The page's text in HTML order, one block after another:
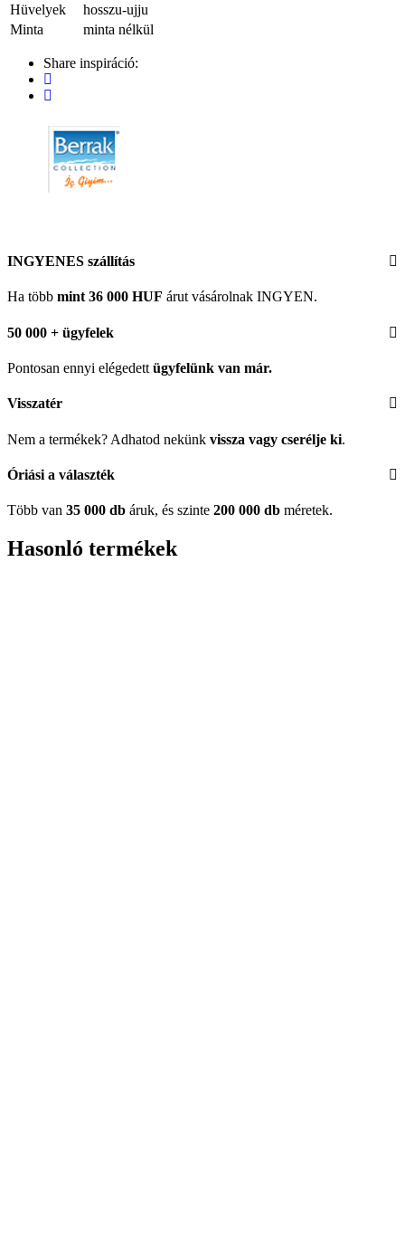
Hüvelyek
hosszu-ujju
Minta
minta nélkül
Share inspiráció:
INGYENES szállítás
Ha több mint 36 000 HUF árut vásárolnak INGYEN.
50 000 + ügyfelek
Pontosan ennyi elégedett ügyfelünk van már.
Visszatér
Nem a termékek? Adhatod nekünk vissza vagy cserélje ki.
Óriási a választék
Több van 35 000 db áruk, és szinte 200 000 db méretek.
Hasonló termékek